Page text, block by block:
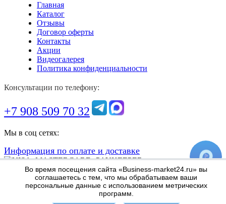
Главная
Каталог
Отзывы
Договор оферты
Контакты
Акции
Видеогалерея
Политика конфиденциальности
Консультации по телефону:
+7 908 509 70 32
Мы в соц сетях:
Информация по оплате и доставке
Во время посещения сайта «Business-market24.ru» вы
соглашаетесь с тем, что мы обрабатываем ваши
персональные данные с использованием метрических
программ.